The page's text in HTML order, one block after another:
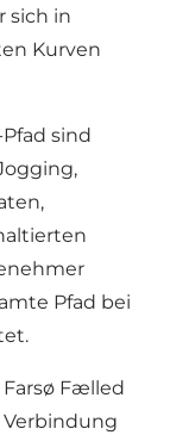
sich in
Kurven
sind
Pfad bei
Fælled